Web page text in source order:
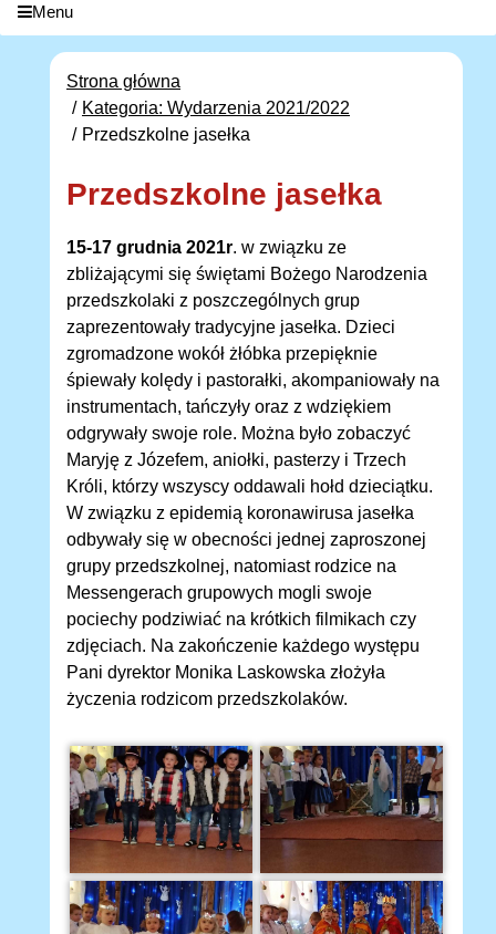
Menu
Strona główna
Kategoria: Wydarzenia 2021/2022
Przedszkolne jasełka
Przedszkolne jasełka
15-17 grudnia 2021r. w związku ze
zbliżającymi się świętami Bożego Narodzenia
przedszkolaki z poszczególnych grup
zaprezentowały tradycyjne jasełka. Dzieci
zgromadzone wokół żłóbka przepięknie
śpiewały kolędy i pastorałki, akompaniowały na
instrumentach, tańczyły oraz z wdziękiem
odgrywały swoje role. Można było zobaczyć
Maryję z Józefem, aniołki, pasterzy i Trzech
Króli, którzy wszyscy oddawali hołd dzieciątku.
W związku z epidemią koronawirusa jasełka
odbywały się w obecności jednej zaproszonej
grupy przedszkolnej, natomiast rodzice na
Messengerach grupowych mogli swoje
pociechy podziwiać na krótkich filmikach czy
zdjęciach. Na zakończenie każdego występu
Pani dyrektor Monika Laskowska złożyła
życzenia rodzicom przedszkolaków.